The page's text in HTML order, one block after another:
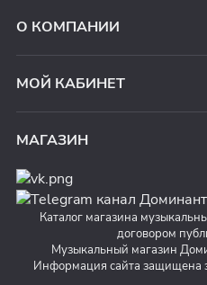
О КОМПАНИИ
МОЙ КАБИНЕТ
МАГАЗИН
Каталог магазина
договором
Музыкальный магазин
Информация сайта защищена